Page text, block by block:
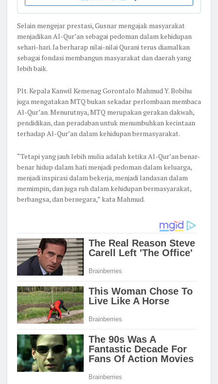
Selain mengejar prestasi, Gusnar mengajak masyarakat
menjadikan Al-Qur’an sebagai pedoman dalam kehidupan
sehari-hari. Ia berharap nilai-nilai Qurani terus diamalkan
sebagai fondasi membangun masyarakat dan daerah yang
lebih baik.
Plt. Kepala Kanwil Kemenag Gorontalo Mahmud Y. Bobihu
juga mengatakan MTQ bukan sekadar perlombaan membaca
Al-Qur’an. Menurutnya, MTQ merupakan gerakan dakwah,
pendidikan, dan peradaban untuk menumbuhkan kecintaan
terhadap Al-Qur’an dalam kehidupan bermasyarakat.
“Tetapi yang jauh lebih mulia adalah ketika Al-Qur’an benar-
benar hidup dalam hati menjadi pedoman dalam keluarga,
menjadi inspirasi dalam bekerja, menjadi landasan dalam
memimpin, dan juga ruh dalam kehidupan bermasyarakat,
berbangsa, dan bernegara,” kata Mahmud.